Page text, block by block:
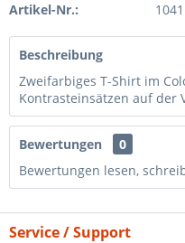
Artikel-Nr.:
Beschreibung
Zweifarbiges T-Shirt im
Kontrasteinsätzen auf der
Bewertungen
0
Bewertungen lesen,
Service / Support